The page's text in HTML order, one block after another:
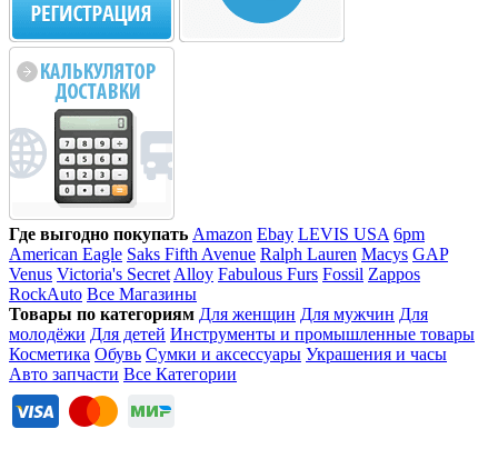
Где выгодно покупать Amazon Ebay LEVIS USA 6pm
American Eagle Saks Fifth Avenue Ralph Lauren Macys GAP
Venus Victoria's Secret Alloy Fabulous Furs Fossil Zappos
RockAuto Все Магазины
Товары по категориям Для женщин Для мужчин Для
молодёжи Для детей Инструменты и промышленные товары
Косметика Обувь Сумки и аксессуары Украшения и часы
Авто запчасти Все Категории